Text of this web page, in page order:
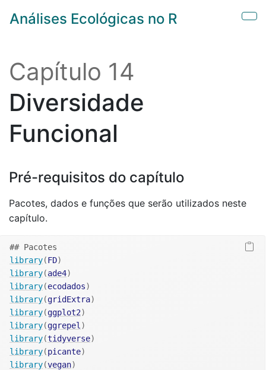
Skip to main content
Análises Ecológicas no R
Capítulo 14
Diversidade
Funcional
Pré-requisitos do capítulo
Pacotes, dados e funções que serão utilizados neste
capítulo.
## Pacotes
library(FD)
library(ade4)
library(ecodados)
library(gridExtra)
library(ggplot2)
library(ggrepel )
library(tidyverse)
library(picante)
library(vegan)